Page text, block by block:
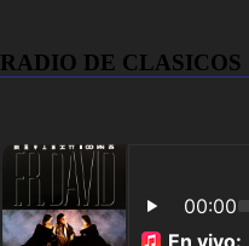
RADIO DE CLASICOS